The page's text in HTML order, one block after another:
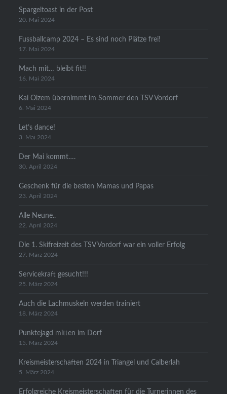
Spargeltoast in der Post
20. Mai 2024
Fussballcamp 2024 – Es sind noch Plätze frei!
17. Mai 2024
Mach mit… bleibt fit!!
16. Mai 2024
Kai Olzem übernimmt im Sommer den TSV Vordorf
6. Mai 2024
Let’s dance!
3. Mai 2024
Der Mai kommt….
30. April 2024
Geschenk für die besten Mamas und Papas
23. April 2024
Alle Neune..
22. April 2024
Die 1. Skifreizeit des TSV Vordorf war ein voller Erfolg
27. März 2024
Servicekraft gesucht!!!
25. März 2024
Auch die Lachmuskeln werden trainiert
18. März 2024
Punktejagd mitten im Dorf
15. März 2024
Kreismeisterschaften 2024 in Triangel und Calberlah
5. März 2024
Erfolgreiche Kreismeisterschaften für die Turnerinnen des